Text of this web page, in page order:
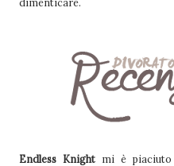
Endless Knight mi è